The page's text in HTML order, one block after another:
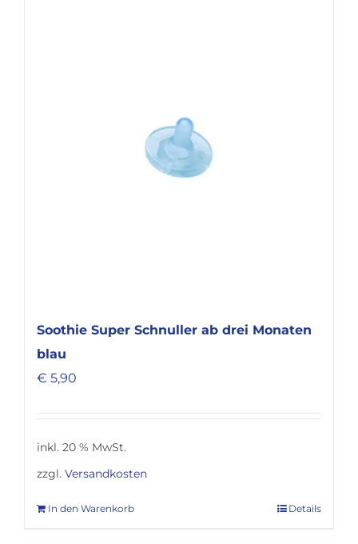
Soothie Super Schnuller ab drei Monaten
blau
€ 5,90
inkl. 20 % MwSt.
zzgl. Versandkosten
In den Warenkorb Details